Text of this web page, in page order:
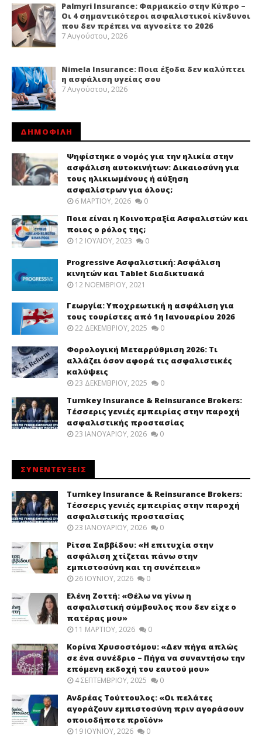
Palmyri Insurance: Φαρμακείο στην Κύπρο –
Οι 4 σημαντικότεροι ασφαλιστικοί κίνδυνοι
που δεν πρέπει να αγνοείτε το 2026
7 Αυγούστου, 2026
Nimela Insurance: Ποια έξοδα δεν καλύπτει
η ασφάλιση υγείας σου
7 Αυγούστου, 2026
ΔΗΜΟΦΙΛΗ
Ψηφίστηκε ο νομός για την ηλικία στην
ασφάλιση αυτοκινήτων: Δικαιοσύνη για
τους ηλικιωμένους ή αύξηση
ασφαλίστρων για όλους;
6 ΜΑΡΤΊΟΥ, 2026 0
Ποια είναι η Κοινοπραξία Ασφαλιστών και
ποιος ο ρόλος της;
12 ΙΟΥΛΊΟΥ, 2023 0
Progressive Ασφαλιστική: Ασφάλιση
κινητών και Tablet διαδικτυακά
12 ΝΟΕΜΒΡΊΟΥ, 2021
Γεωργία: Υποχρεωτική η ασφάλιση για
τους τουρίστες από 1η Ιανουαρίου 2026
22 ΔΕΚΕΜΒΡΊΟΥ, 2025 0
Φορολογική Μεταρρύθμιση 2026: Τι
αλλάζει όσον αφορά τις ασφαλιστικές
καλύψεις
23 ΔΕΚΕΜΒΡΊΟΥ, 2025 0
Turnkey Insurance & Reinsurance Brokers:
Τέσσερις γενιές εμπειρίας στην παροχή
ασφαλιστικής προστασίας
23 ΙΑΝΟΥΑΡΊΟΥ, 2026 0
ΣΥΝΕΝΤΕΥΞΕΙΣ
Turnkey Insurance & Reinsurance Brokers:
Τέσσερις γενιές εμπειρίας στην παροχή
ασφαλιστικής προστασίας
23 ΙΑΝΟΥΑΡΊΟΥ, 2026 0
Ρίτσα Σαββίδου: «Η επιτυχία στην
ασφάλιση χτίζεται πάνω στην
εμπιστοσύνη και τη συνέπεια»
26 ΙΟΥΝΊΟΥ, 2026 0
Ελένη Ζοττή: «Θέλω να γίνω η
ασφαλιστική σύμβουλος που δεν είχε ο
πατέρας μου»
11 ΜΑΡΤΊΟΥ, 2026 0
Κορίνα Χρυσοστόμου: «Δεν πήγα απλώς
σε ένα συνέδριο – Πήγα να συναντήσω την
επόμενη εκδοχή του εαυτού μου»
4 ΣΕΠΤΕΜΒΡΊΟΥ, 2025 0
Ανδρέας Τούττουλος: «Οι πελάτες
αγοράζουν εμπιστοσύνη πριν αγοράσουν
οποιοδήποτε προϊόν»
19 ΙΟΥΝΊΟΥ, 2026 0